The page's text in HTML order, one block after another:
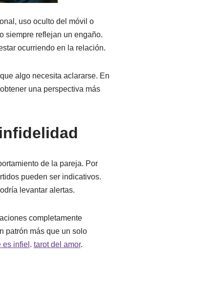
uso oculto del móvil o
siempre reflejan un engaño.
ocurriendo en la relación.
algo necesita aclararse. En
una perspectiva más
de la pareja. Por
pueden ser indicativos.
levantar alertas.
completamente
patrón más que un solo
es infiel . tarot del amor.